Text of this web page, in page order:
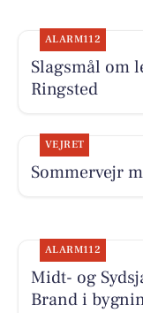
ALARM112
Slagsmål om
Ringsted
VEJRET
Sommervejr
ALARM112
Midt- og
Brand i